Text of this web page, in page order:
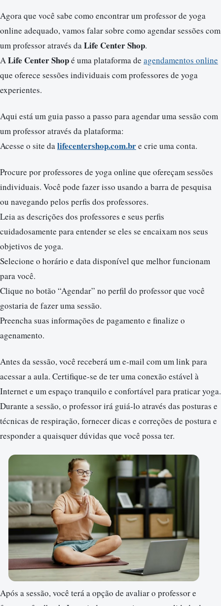
Agora que você sabe como encontrar um professor de yoga
online adequado, vamos falar sobre como agendar sessões com
um professor através daLife Center Shop.
ALife Center Shopé uma plataforma de agendamentos online
que oferece sessões individuais com professores de yoga
experientes.
Aqui está um guia passo a passo para agendar uma sessão com
um professor através da plataforma:
Acesse o site dalifecentershop.com.bre crie uma conta.
Procure por professores de yoga online que ofereçam sessões
individuais. Você pode fazer isso usando a barra de pesquisa
ou navegando pelos perfis dos professores.
Leia as descrições dos professores e seus perfis
cuidadosamente para entender se eles se encaixam nos seus
objetivos de yoga.
Selecione o horário e data disponível que melhor funcionam
para você.
Clique no botão “Agendar” no perfil do professor que você
gostaria de fazer uma sessão.
Preencha suas informações de pagamento e finalize o
agenamento.
Antes da sessão, você receberá um e-mail com um link para
acessar a aula. Certifique-se de ter uma conexão estável à
Internet e um espaço tranquilo e confortável para praticar yoga.
Durante a sessão, o professor irá guiá-lo através das posturas e
técnicas de respiração, fornecer dicas e correções de postura e
responder a quaisquer dúvidas que você possa ter.
Após a sessão, você terá a opção de avaliar o professor e